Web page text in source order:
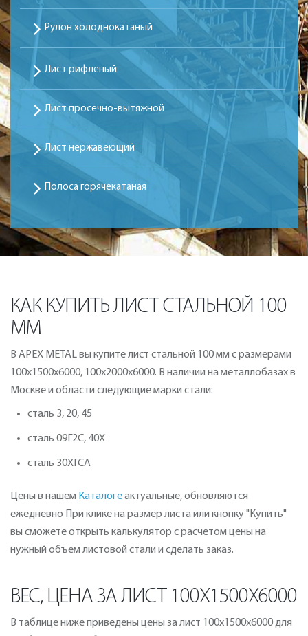
Рулон холоднокатаный
Лист рифленый
Лист просечно-вытяжной
Лист нержавеющий
Полоса горячекатаная
КАК КУПИТЬ ЛИСТ СТАЛЬНОЙ 100
ММ
В APEX METAL вы купите лист стальной 100 мм с размерами
100х1500х6000, 100х2000х6000. В наличии на металлобазах в
Москве и области следующие марки стали:
сталь 3, 20, 45
сталь 09Г2С, 40Х
сталь 30ХГСА
Цены в нашем Каталогеактуальные, обновляются
ежедневно При клике на размер листа или кнопку "Купить"
вы сможете открыть калькулятор с расчетом цены на
нужный объем листовой стали и сделать заказ.
ВЕС, ЦЕНА ЗА ЛИСТ 100Х1500Х6000
В таблице ниже приведены цены за лист 100х1500х6000 для